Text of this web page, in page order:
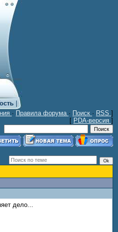
|
· Правила форума · Поиск · RSS ]
[ PDA-версия ]
дело...